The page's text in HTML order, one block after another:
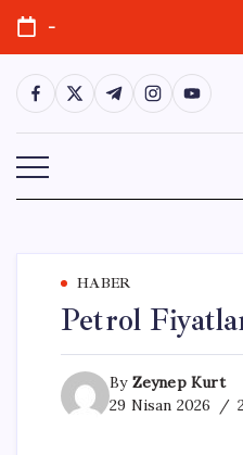
Skip
content
-
https://www.facebook.com/
https://twitter.com/
https://t.me/
https://https://
HABER
Petrol
By Zeynep Kurt
29 Nisan 2026